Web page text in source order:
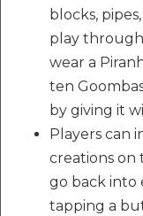
blocks,
play
wear a
ten
by giving it
Players can
creations on
go back into
tapping a